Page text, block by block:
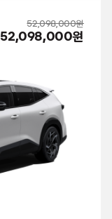
52,098,000원
52,098,000원